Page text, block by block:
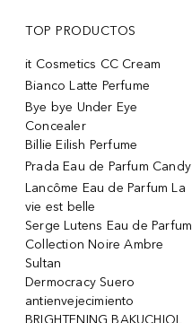
TOP PRODUCTOS
it Cosmetics CC Cream
Bianco Latte Perfume
Bye bye Under Eye
Concealer
Billie Eilish Perfume
Prada Eau de Parfum Candy
Lancôme Eau de Parfum La
vie est belle
Serge Lutens Eau de Parfum
Collection Noire Ambre
Sultan
Dermocracy Suero
antienvejecimiento
BRIGHTENING BAKUCHIOL